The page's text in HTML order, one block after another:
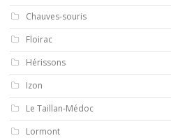
Chauves-souris
Floirac
Hérissons
Izon
Le Taillan-Médoc
Lormont